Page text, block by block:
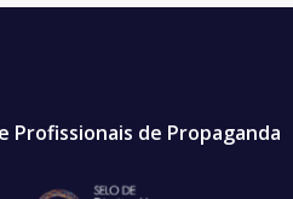
Profissionais de Propaganda